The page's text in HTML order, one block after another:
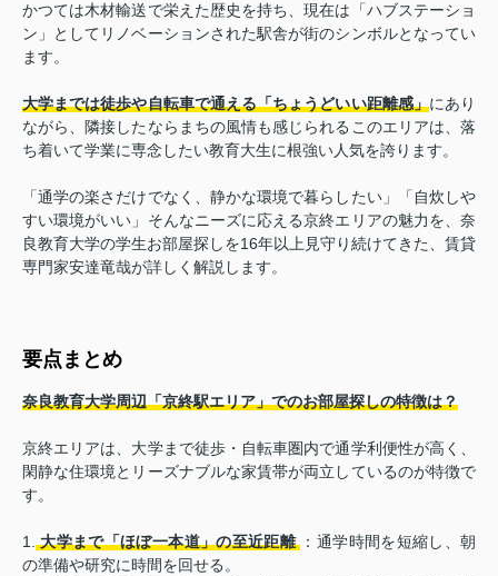
かつては木材輸送で栄えた歴史を持ち、現在は「ハブステーショ
ン」としてリノベーションされた駅舎が街のシンボルとなってい
ます。
大学までは徒歩や自転車で通える「ちょうどいい距離感」にあり
ながら、隣接したならまちの風情も感じられるこのエリアは、落
ち着いて学業に専念したい教育大生に根強い人気を誇ります。
「通学の楽さだけでなく、静かな環境で暮らしたい」「自炊しや
すい環境がいい」そんなニーズに応える京終エリアの魅力を、奈
良教育大学の学生お部屋探しを16年以上見守り続けてきた、賃貸
専門家安達竜哉が詳しく解説します。
要点まとめ
奈良教育大学周辺「京終駅エリア」でのお部屋探しの特徴は？
京終エリアは、大学まで徒歩・自転車圏内で通学利便性が高く、
閑静な住環境とリーズナブルな家賃帯が両立しているのが特徴で
す。
1. 大学まで「ほぼ一本道」の至近距離 ：通学時間を短縮し、朝
の準備や研究に時間を回せる。